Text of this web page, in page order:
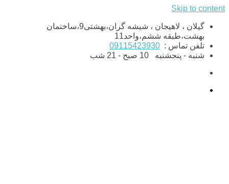
Skip to content
گیلان ، لاهیجان ، شیشه گران،بهشتی9،ساختمان
بهشت،طبقه ششم،واحد11
تلفن تماس : 09115423930
شنبه - پنجشنبه